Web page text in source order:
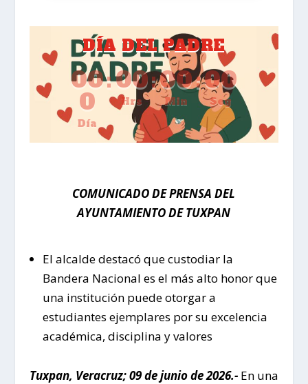
DÍA DEL PADRE
00
0
Día
:00
Hrs
:00
Min
:00
Seg
COMUNICADO DE PRENSA DEL
AYUNTAMIENTO DE TUXPAN
El alcalde destacó que custodiar la
Bandera Nacional es el más alto honor que
una institución puede otorgar a
estudiantes ejemplares por su excelencia
académica, disciplina y valores
Tuxpan, Veracruz; 09 de junio de 2026.-En una